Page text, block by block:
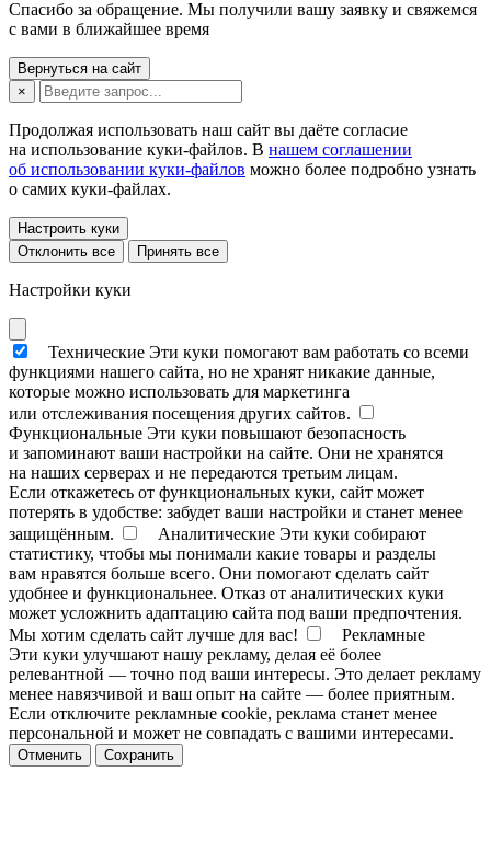
Спасибо за обращение. Мы получили вашу заявку и свяжемся
с вами в ближайшее время
Вернуться на сайт
×
Продолжая использовать наш сайт вы даёте согласие
на использование куки-файлов. В нашем соглашении
об использовании куки-файлов можно более подробно узнать
о самих куки-файлах.
Настроить куки
Отклонить все
Принять все
Настройки куки
Технические Эти куки помогают вам работать со всеми
функциями нашего сайта, но не хранят никакие данные,
которые можно использовать для маркетинга
или отслеживания посещения других сайтов.
Функциональные Эти куки повышают безопасность
и запоминают ваши настройки на сайте. Они не хранятся
на наших серверах и не передаются третьим лицам.
Если откажетесь от функциональных куки, сайт может
потерять в удобстве: забудет ваши настройки и станет менее
защищённым.
Аналитические Эти куки собирают
статистику, чтобы мы понимали какие товары и разделы
вам нравятся больше всего. Они помогают сделать сайт
удобнее и функциональнее. Отказ от аналитических куки
может усложнить адаптацию сайта под ваши предпочтения.
Мы хотим сделать сайт лучше для вас!
Рекламные
Эти куки улучшают нашу рекламу, делая её более
релевантной — точно под ваши интересы. Это делает рекламу
менее навязчивой и ваш опыт на сайте — более приятным.
Если отключите рекламные cookie, реклама станет менее
персональной и может не совпадать с вашими интересами.
Отменить Сохранить